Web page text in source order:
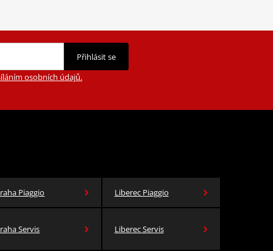
Přihlásit se
osobních údajů.
Piaggio Liberec Piaggio
Servis Liberec Servis